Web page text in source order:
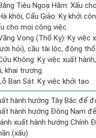
Tiêu Ngoạ Hãm: Xấu
khôi, Cẩu Giảo: Kỵ khởi
cho mọi công việc.
Vong (Thổ Kỵ): Kỵ việc
hỏi), cầu tài lộc, động thổ.
Không: Kỵ việc xuất
khai trương.
Ban Sát: Kỵ việc khởi tạo.
hành hướng Tây Bắc để
hành hướng Đông Nam
xuất hành hướng Chính
(xấu)